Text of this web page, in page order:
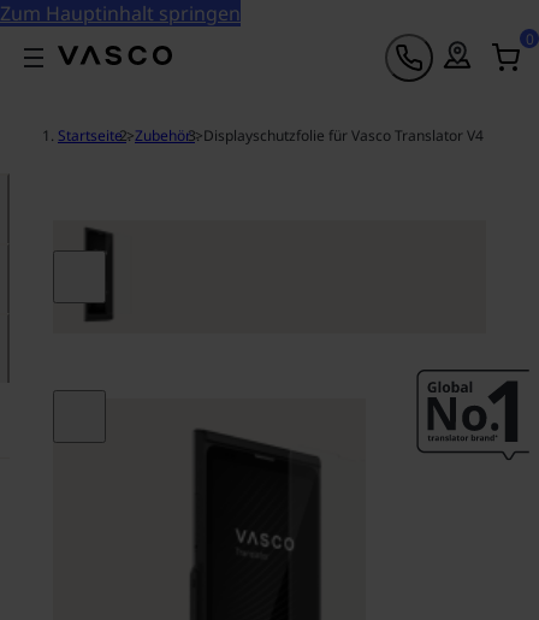
Zum Hauptinhalt springen
0
Startseite >Zubehör >Displayschutzfolie für Vasco Translator V4